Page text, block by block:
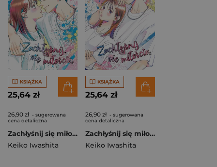
KSIĄŻKA
25,64 zł
26,90 zł - sugerowana
cena detaliczna
Zachłyśnij się miłością. Tom 3
Keiko Iwashita
KSIĄŻKA
25,64 zł
26,90 zł - sugerowana
cena detaliczna
Zachłyśnij się miłością. Tom 2
Keiko Iwashita